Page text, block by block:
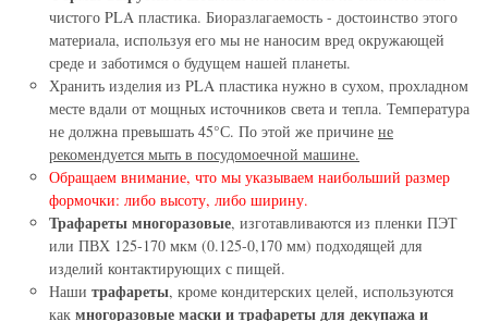
чистого PLA пластика. Биоразлагаемость - достоинство этого
материала, используя его мы не наносим вред окружающей
среде и заботимся о будущем нашей планеты.
Хранить изделия из PLA пластика нужно в сухом, прохладном
месте вдали от мощных источников света и тепла. Температура
не должна превышать 45°С. По этой же причине не
рекомендуется мыть в посудомоечной машине.
Обращаем внимание, что мы указываем наибольший размер
формочки: либо высоту, либо ширину.
Трафареты многоразовые, изготавливаются из пленки ПЭТ
или ПВХ 125-170 мкм (0.125-0,170 мм) подходящей для
изделий контактирующих с пищей.
Наши трафареты, кроме кондитерских целей, используются
как многоразовые маски и трафареты для декупажа и